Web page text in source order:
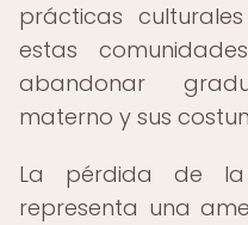
prácticas
estas
abandonar
materno y sus
La pérdida de la
representa una